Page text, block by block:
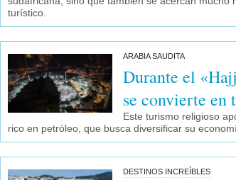
turístico.
ARABIA SAUDITA
Durante el
se convierte en
Este turismo religioso
rico en petróleo, que busca diversificar su
DESTINOS INCREÍBLES